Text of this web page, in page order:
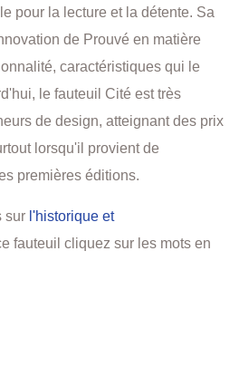
pour la lecture et la détente. Sa
de Prouvé en matière
caractéristiques qui le
le fauteuil Cité est très
de design, atteignant des prix
lorsqu'il provient de
premières éditions.
sur l'historique et
fauteuil cliquez sur les mots en